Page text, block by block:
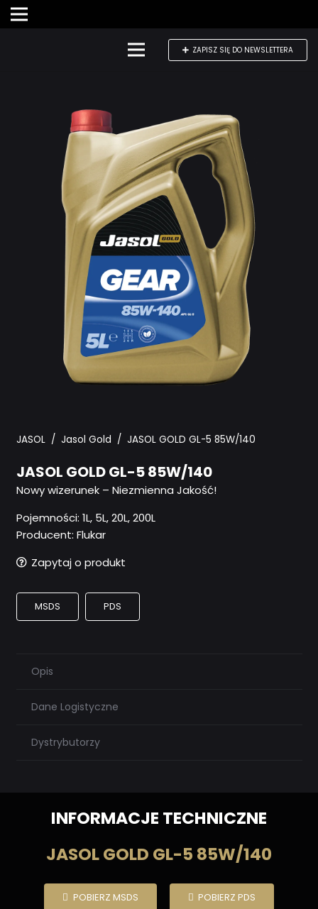
ZAPISZ SIĘ DO NEWSLETTERA
JASOL / Jasol Gold / JASOL GOLD GL-5 85W/140
JASOL GOLD GL-5 85W/140
Nowy wizerunek – Niezmienna Jakość!
Pojemności: 1L, 5L, 20L, 200L
Producent: Flukar
Zapytaj o produkt
MSDS PDS
Opis
Dane Logistyczne
Dystrybutorzy
INFORMACJE TECHNICZNE
JASOL GOLD GL-5 85W/140
POBIERZ MSDS POBIERZ PDS